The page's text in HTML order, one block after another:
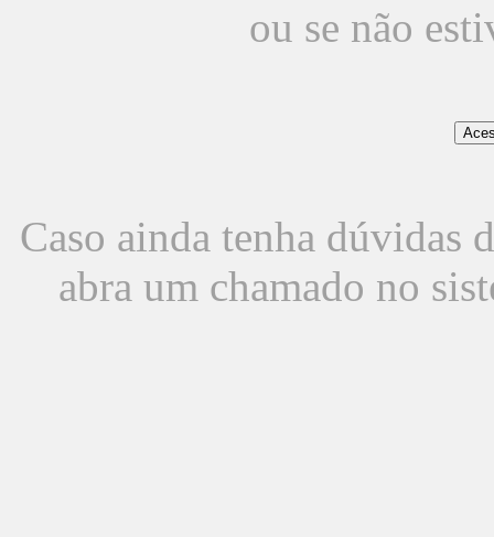
ou se não
Caso ainda tenha dúvidas
abra um chamado no